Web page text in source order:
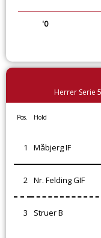
'0
Herrer Serie
Pos. Hold
1 Måbjerg IF
2 Nr. Felding GIF
3 Struer B